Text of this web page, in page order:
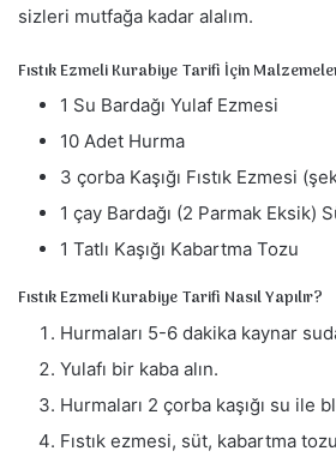
e
sizleri mutfağa kadar alalım.
Fıstık Ezmeli Kurabiye Tarifi İçin
1 Su Bardağı Yulaf Ezmesi
10 Adet Hurma
3 çorba Kaşığı Fıstık Ezmesi
1 çay Bardağı (2 Parmak Eksik)
1 Tatlı Kaşığı Kabartma Tozu
Fıstık Ezmeli Kurabiye Tarifi Nasıl Yapılır?
Hurmaları 5-6 dakika kaynar
Yulafı bir kaba alın.
Hurmaları 2 çorba kaşığı su ile
Fıstık ezmesi, süt, kabartma